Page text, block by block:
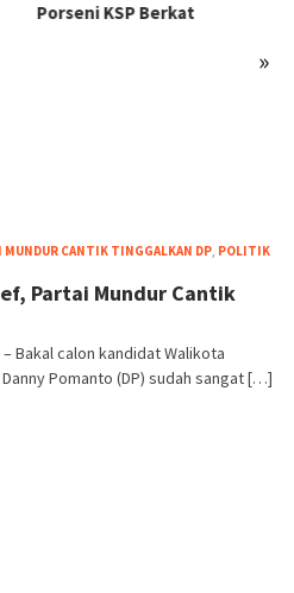
»
MUNDUR CANTIK TINGGALKAN DP, POLITIKroot
Partai Mundur Cantik
– Bakal calon kandidat Walikota
Pomanto (DP) sudah sangat […]